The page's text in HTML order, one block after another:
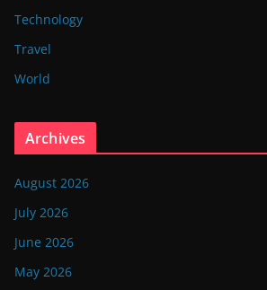
Technology
Travel
World
Archives
August 2026
July 2026
June 2026
May 2026